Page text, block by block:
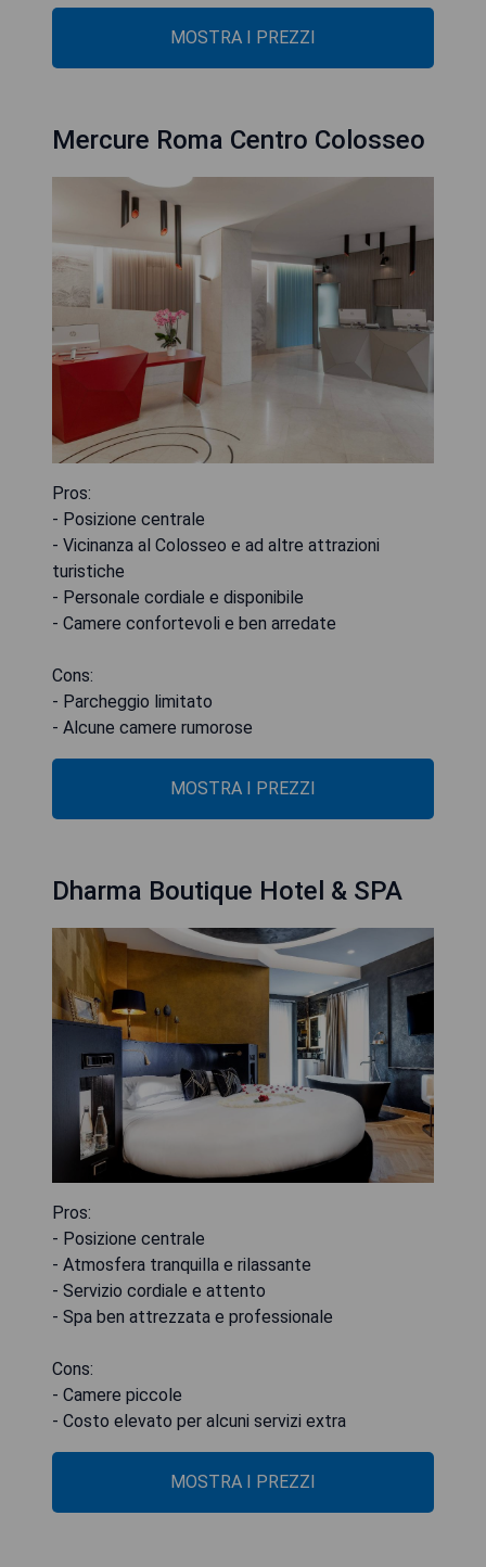
MOSTRA I PREZZI
Mercure Roma Centro Colosseo
Pros:
- Posizione centrale
- Vicinanza al Colosseo e ad altre attrazioni
turistiche
- Personale cordiale e disponibile
- Camere confortevoli e ben arredate
Cons:
- Parcheggio limitato
- Alcune camere rumorose
MOSTRA I PREZZI
Dharma Boutique Hotel & SPA
Pros:
- Posizione centrale
- Atmosfera tranquilla e rilassante
- Servizio cordiale e attento
- Spa ben attrezzata e professionale
Cons:
- Camere piccole
- Costo elevato per alcuni servizi extra
MOSTRA I PREZZI